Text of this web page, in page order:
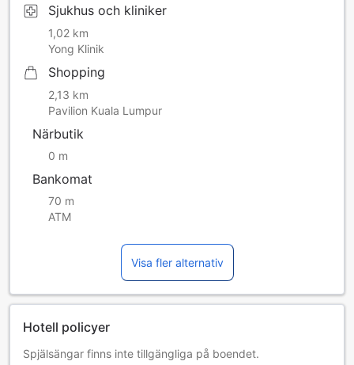
Sjukhus och kliniker
1,02 km
Yong Klinik
Shopping
2,13 km
Pavilion Kuala Lumpur
Närbutik
0 m
Bankomat
70 m
ATM
Visa fler alternativ
Hotell policyer
Spjälsängar finns inte tillgängliga på boendet.